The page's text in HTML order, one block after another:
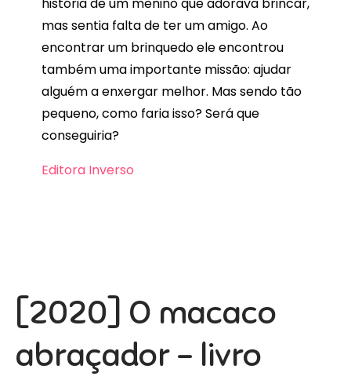
mas sentia falta de ter um amigo. Ao
encontrar um brinquedo ele encontrou
também uma importante missão: ajudar
alguém a enxergar melhor. Mas sendo tão
pequeno, como faria isso? Será que
conseguiria?
Editora Inverso
[2020] O macaco
abraçador - livro